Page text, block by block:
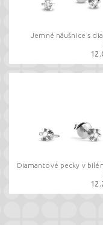
Jemné náušnice s
Diamantové pecky v